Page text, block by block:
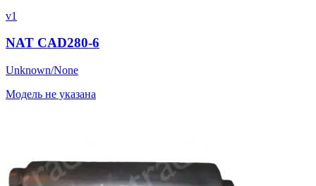
v1
NAT CAD280-6
Unknown/None
Модель не указана